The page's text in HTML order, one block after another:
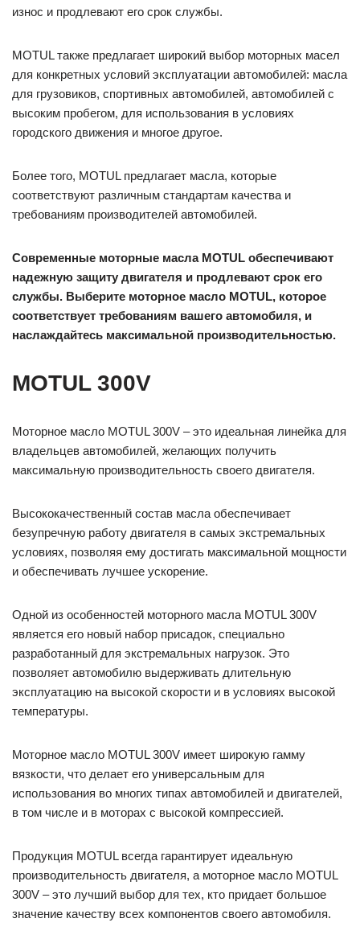
износ и продлевают его срок службы.
MOTUL также предлагает широкий выбор моторных масел
для конкретных условий эксплуатации автомобилей: масла
для грузовиков, спортивных автомобилей, автомобилей с
высоким пробегом, для использования в условиях
городского движения и многое другое.
Более того, MOTUL предлагает масла, которые
соответствуют различным стандартам качества и
требованиям производителей автомобилей.
Современные моторные масла MOTUL обеспечивают
надежную защиту двигателя и продлевают срок его
службы. Выберите моторное масло MOTUL, которое
соответствует требованиям вашего автомобиля, и
наслаждайтесь максимальной производительностью.
MOTUL 300V
Моторное масло MOTUL 300V – это идеальная линейка для
владельцев автомобилей, желающих получить
максимальную производительность своего двигателя.
Высококачественный состав масла обеспечивает
безупречную работу двигателя в самых экстремальных
условиях, позволяя ему достигать максимальной мощности
и обеспечивать лучшее ускорение.
Одной из особенностей моторного масла MOTUL 300V
является его новый набор присадок, специально
разработанный для экстремальных нагрузок. Это
позволяет автомобилю выдерживать длительную
эксплуатацию на высокой скорости и в условиях высокой
температуры.
Моторное масло MOTUL 300V имеет широкую гамму
вязкости, что делает его универсальным для
использования во многих типах автомобилей и двигателей,
в том числе и в моторах с высокой компрессией.
Продукция MOTUL всегда гарантирует идеальную
производительность двигателя, а моторное масло MOTUL
300V – это лучший выбор для тех, кто придает большое
значение качеству всех компонентов своего автомобиля.